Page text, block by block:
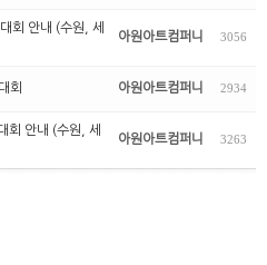
회 안내 (수원, 세
아원아트컴퍼니 3056
회 아원아트컴퍼니 2934
회 안내 (수원, 세
아원아트컴퍼니 3263